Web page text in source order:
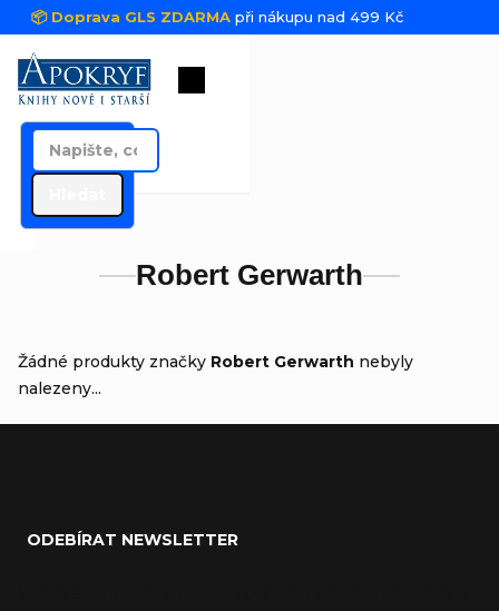
Přejít na obsah
📦 Doprava GLS ZDARMA při nákupu nad 499 Kč
Nákupní košík
Robert Gerwarth
Žádné produkty značky Robert Gerwarth nebyly
nalezeny...
ODEBÍRAT NEWSLETTER